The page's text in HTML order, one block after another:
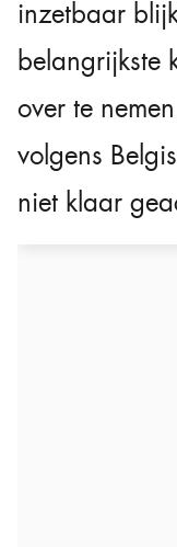
inzetbaar
belangrijkste
over te
volgens
niet klaar